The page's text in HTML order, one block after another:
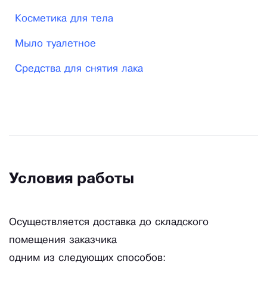
-мелким и крупным оптом
-на экспорт в страны Евразийского
экономического союза.
-транспортная фирма;
Косметика для тела
Мыло туалетное
Средства для снятия лака
Условия работы
Осуществляется доставка до складского
помещения заказчика
одним из следующих способов: